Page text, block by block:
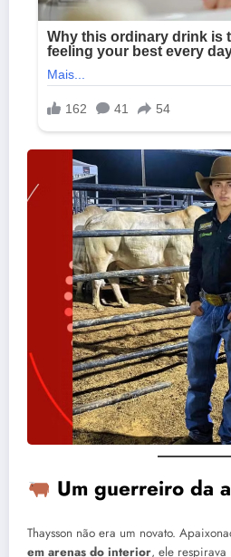
Um guerreiro da
Thaysson não era um novato.
em arenas do interior, ele